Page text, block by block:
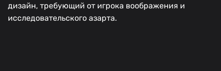
дизайн, требующий от игрока воображения и
исследовательского азарта.